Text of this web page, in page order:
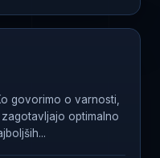
govorimo o varnosti,
optimalno